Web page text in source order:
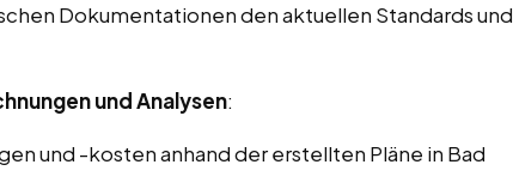
Dokumentationen den aktuellen Standards und
und Analysen:
und -kosten anhand der erstellten Pläne in Bad